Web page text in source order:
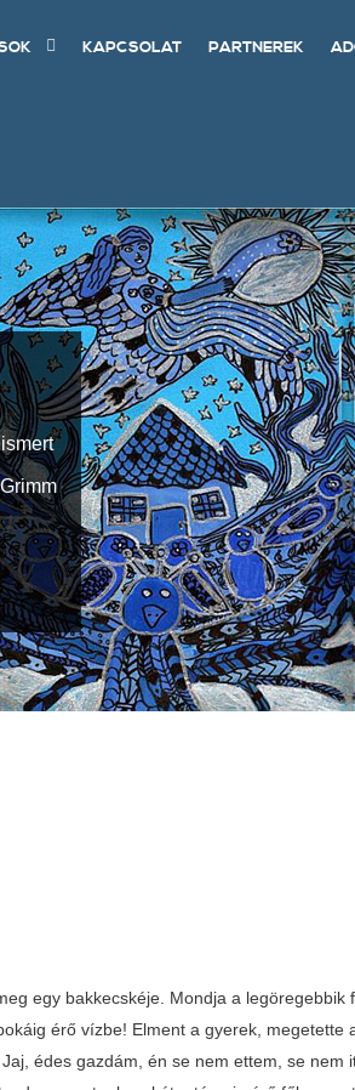
KAPCSOLAT PARTNEREK
egy bakkecskéje. Mondja a legöregebbik
érő vízbe! Elment a gyerek, megetette
édes gazdám, én se nem ettem, se nem